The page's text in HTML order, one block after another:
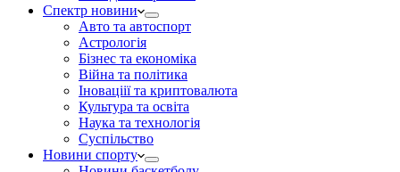
Спектр новини
Авто та автоспорт
Астрологія
Бізнес та економіка
Війна та політика
Іноваціії та криптовалюта
Культура та освіта
Наука та технологія
Суспільство
Новини спорту